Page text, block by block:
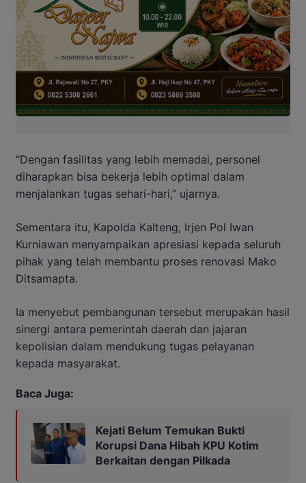
“Dengan fasilitas yang lebih memadai, personel
diharapkan bisa bekerja lebih optimal dalam
menjalankan tugas sehari-hari,” ujarnya.
Sementara itu, Kapolda Kalteng, Irjen Pol Iwan
Kurniawan menyampaikan apresiasi kepada seluruh
pihak yang telah membantu proses renovasi Mako
Ditsamapta.
Ia menyebut pembangunan tersebut merupakan hasil
sinergi antara pemerintah daerah dan jajaran
kepolisian dalam mendukung tugas pelayanan
kepada masyarakat.
Baca Juga:
Kejati Belum Temukan Bukti
Korupsi Dana Hibah KPU Kotim
Berkaitan dengan Pilkada